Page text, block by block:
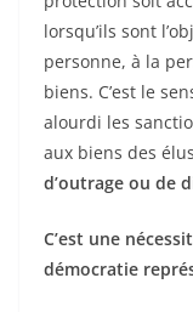
lorsqu’ils sont
personne, à la
biens. C’est le
alourdi les
aux biens des
d’outrage ou de
C’est une
démocratie